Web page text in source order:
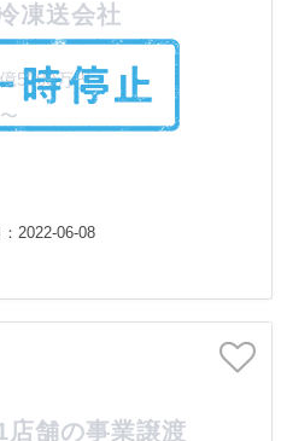
凍送会社
5000万円
2022-06-08
店舗の事業譲渡